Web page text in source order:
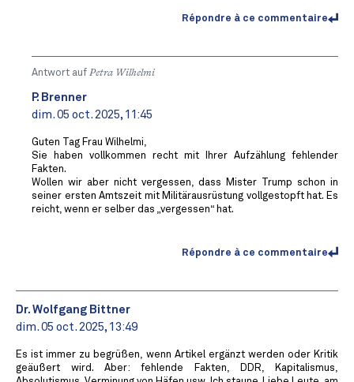
Répondre à ce commentaire
Antwort auf Petra Wilhelmi
P. Brenner
dim. 05 oct. 2025, 11:45
Guten Tag Frau Wilhelmi,
Sie haben vollkommen recht mit Ihrer Aufzählung fehlender
Fakten.
Wollen wir aber nicht vergessen, dass Mister Trump schon in
seiner ersten Amtszeit mit Militärausrüstung vollgestopft hat. Es
reicht, wenn er selber das „vergessen“ hat.
Répondre à ce commentaire
Dr. Wolfgang Bittner
dim. 05 oct. 2025, 13:49
Es ist immer zu begrüßen, wenn Artikel ergänzt werden oder Kritik
geäußert wird. Aber: fehlende Fakten, DDR, Kapitalismus,